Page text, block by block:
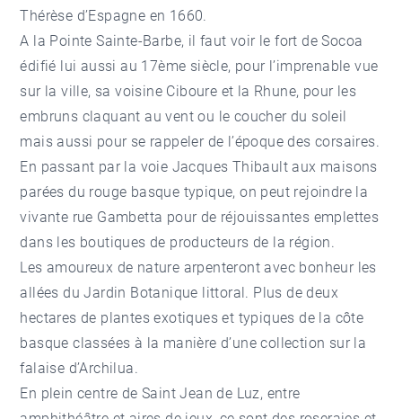
Thérèse d’Espagne en 1660.
A la Pointe Sainte-Barbe, il faut voir le fort de Socoa
édifié lui aussi au 17ème siècle, pour l’imprenable vue
sur la ville, sa voisine Ciboure et la Rhune, pour les
embruns claquant au vent ou le coucher du soleil
mais aussi pour se rappeler de l’époque des corsaires.
En passant par la voie Jacques Thibault aux maisons
parées du rouge basque typique, on peut rejoindre la
vivante rue Gambetta pour de réjouissantes emplettes
dans les boutiques de producteurs de la région.
Les amoureux de nature arpenteront avec bonheur les
allées du Jardin Botanique littoral. Plus de deux
hectares de plantes exotiques et typiques de la côte
basque classées à la manière d’une collection sur la
falaise d’Archilua.
En plein centre de Saint Jean de Luz, entre